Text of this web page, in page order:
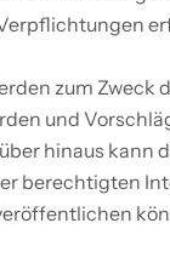
zum Zweck
und
hinaus kann
berechtigten